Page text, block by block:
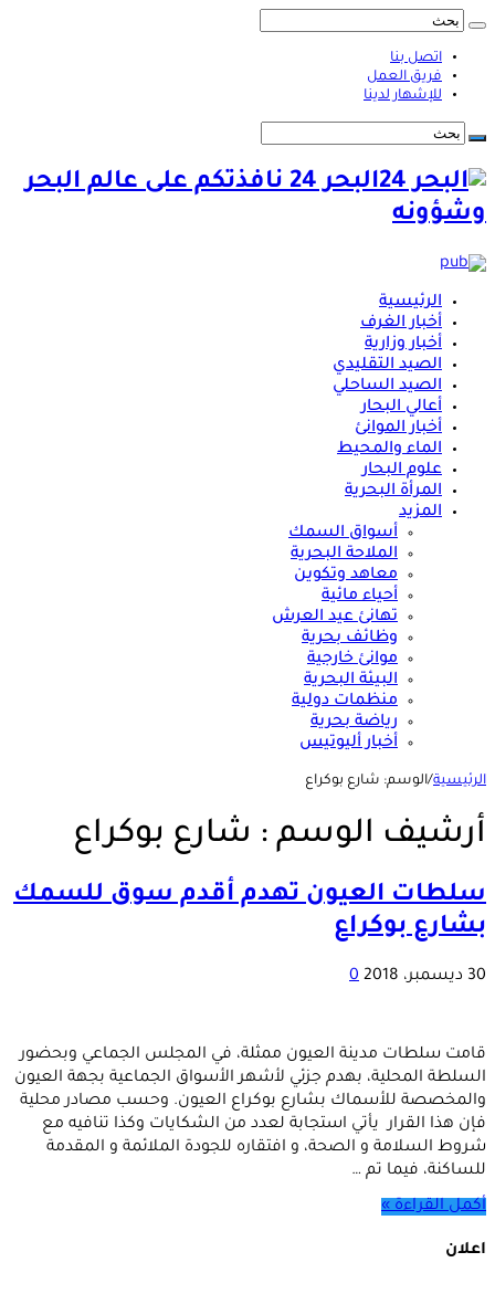
اتصل بنا
فريق العمل
للإشهار لدينا
البحر 24 نافذتكم على عالم البحر
وشؤونه
الرئيسية
أخبار الغرف
أخبار وزارية
الصيد التقليدي
الصيد الساحلي
أعالي البحار
أخبار الموانئ
الماء والمحيط
علوم البحار
المرأة البحرية
المزيد
أسواق السمك
الملاحة البحرية
معاهد وتكوين
أحياء مائية
تهانئ عيد العرش
وظائف بحرية
موانئ خارجية
البيئة البحرية
منظمات دولية
رياضة بحرية
أخبار أليوتيس
الرئيسية/الوسم: شارع بوكراع
أرشيف الوسم : شارع بوكراع
سلطات العيون تهدم أقدم سوق للسمك
بشارع بوكراع
30 ديسمبر، 2018 0
قامت سلطات مدينة العيون ممثلة، في المجلس الجماعي وبحضور
السلطة المحلية، بهدم جزئي لأشهر الأسواق الجماعية بجهة العيون
والمخصصة للأسماك بشارع بوكراع العيون. وحسب مصادر محلية
فإن هذا القرار يأتي استجابة لعدد من الشكايات وكذا تنافيه مع
شروط السلامة و الصحة، و افتقاره للجودة الملائمة و المقدمة
للساكنة، فيما تم …
أكمل القراءة »
اعلان